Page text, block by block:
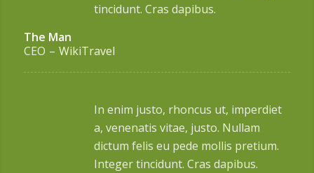
tincidunt. Cras dapibus.
The Man
CEO – WikiTravel
In enim justo, rhoncus ut, imperdiet
a, venenatis vitae, justo. Nullam
dictum felis eu pede mollis pretium.
Integer tincidunt. Cras dapibus.